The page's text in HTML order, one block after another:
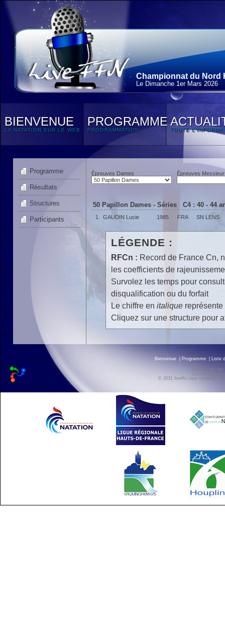
Championnat du Nord
Le Dimanche 1erMars 2026
BIENVENUE
LA NATATION SUR LE WEB
PROGRAMME
PROGRAMMATION TOUTE
Programme
Résultats
Structures
Participants
Épreuves Dames Épreuves
50 Papillon Dames - Séries C4 : 40 - 44
1. GAUDIN Lucie 1985 FRA SN LENS
LÉGENDE :
RFCn : Record de France Cn,
les coefficients de
Survolez les temps pour
disqualification ou du forfait
Le chiffre en italiquereprésente
Cliquez sur une structure pour
Bienvenue Programme Liste
liveffn.com
Ce site
© 2011 liveffn.com version :